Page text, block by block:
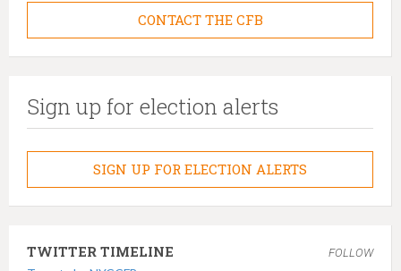
CONTACT THE CFB
Sign up for election alerts
SIGN UP FOR ELECTION ALERTS
TWITTER TIMELINE FOLLOW